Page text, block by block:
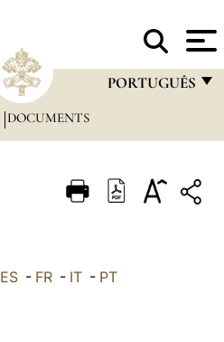
PORTUGUÊS
ITALIANO
DOCUMENTS
ES - FR - IT - PT